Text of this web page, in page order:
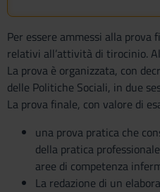
Per essere ammessi alla
relativi all’attività di tirocinio.
La prova è organizzata, con
delle Politiche Sociali, in due
La prova finale, con valore di
una prova pratica che
della pratica
aree di competenza
La redazione di un